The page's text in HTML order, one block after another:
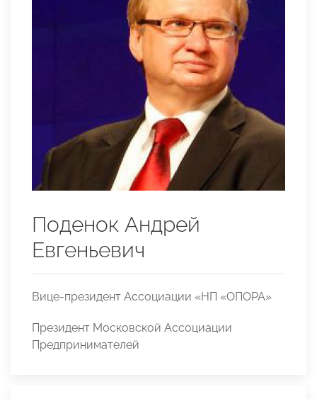
Поденок Андрей
Евгеньевич
Вице-президент Ассоциации «НП «ОПОРА»
Президент Московской Ассоциации
Предпринимателей